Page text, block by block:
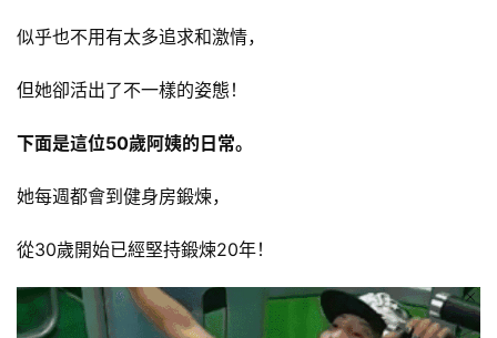
似乎也不用有太多追求和激情，
但她卻活出了不一樣的姿態！
下面是這位50歲阿姨的日常。
她每週都會到健身房鍛煉，
從30歲開始已經堅持鍛煉20年！